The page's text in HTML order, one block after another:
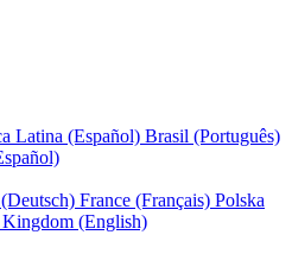
Latina (Español) Brasil (Português)
France (Français) Polska
(English)